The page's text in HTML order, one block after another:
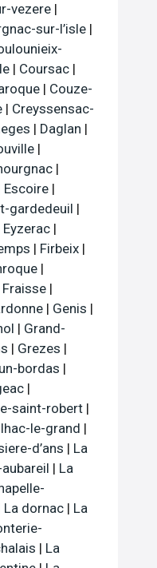
vezere |
sur-l’isle |
| Coursac |
| Couze-
| Creyssensac-
| Daglan |
|
|
Escoire |
gardedeuil |
Eyzerac |
| Firbeix |
|
Fraisse |
| Genis |
| Grand-
| Grezes |
bordas |
|
saint-robert |
le-grand |
d’ans | La
| La
La dornac | La
| La